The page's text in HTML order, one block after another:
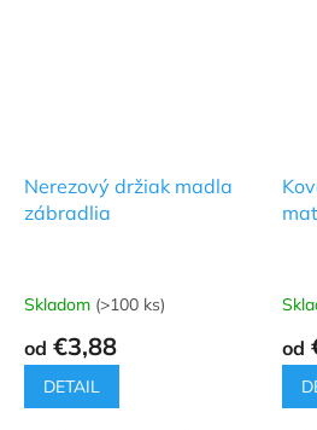
Nerezový držiak madla
zábradlia
Priemerné
produktu
5,0
Skladom (>100 ks)
od €3,88
DETAIL
5,0
od